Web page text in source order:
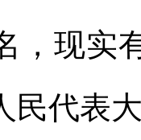
，现实
民代表